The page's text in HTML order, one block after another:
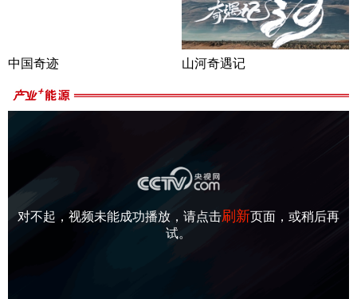
中国奇迹 山河奇遇记
对不起，视频未能成功播放，请点击刷新页面，或稍后再
试。